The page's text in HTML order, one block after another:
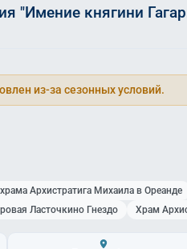
"Имение княгини
из-за сезонных условий.
Архистратига Михаила в Ореанде
Ласточкино Гнездо Храм